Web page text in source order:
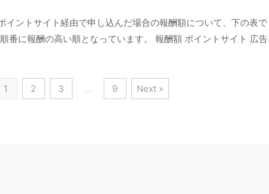
イントサイト経由で申し込んだ場合の報酬額について、下の表で
番に報酬の高い順となっています。 報酬額 ポイントサイト 広告
1 2 3 … 9 Next »